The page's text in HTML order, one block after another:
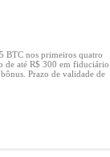
BTC nos primeiros quatro
de até R$ 300 em fiduciário
Prazo de validade de